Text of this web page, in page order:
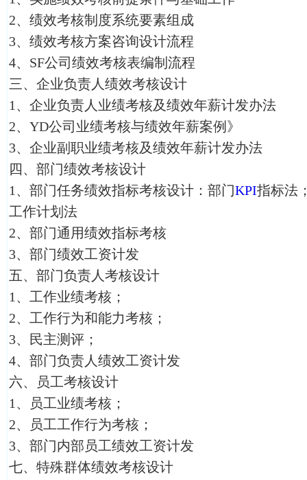
2、绩效考核制度系统要素组成
3、绩效考核方案咨询设计流程
4、SF公司绩效考核表编制流程
三、企业负责人绩效考核设计
1、企业负责人业绩考核及绩效年薪计发办法
2、YD公司业绩考核与绩效年薪案例》
3、企业副职业绩考核及绩效年薪计发办法
四、部门绩效考核设计
1、部门任务绩效指标考核设计：部门KPI指标法
工作计划法
2、部门通用绩效指标考核
3、部门绩效工资计发
五、部门负责人考核设计
1、工作业绩考核；
2、工作行为和能力考核；
3、民主测评；
4、部门负责人绩效工资计发
六、员工考核设计
1、员工业绩考核；
2、员工工作行为考核；
3、部门内部员工绩效工资计发
七、特殊群体绩效考核设计